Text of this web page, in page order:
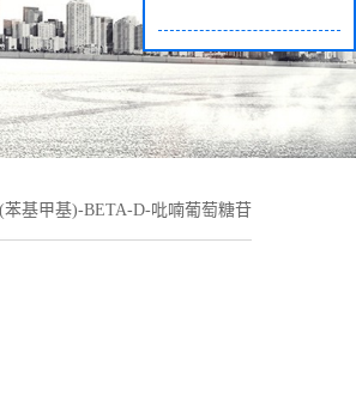
基甲基)-BETA-D-吡喃葡萄糖苷